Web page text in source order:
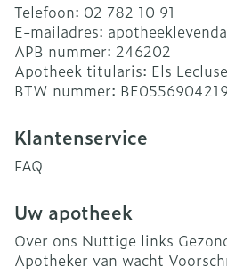
Telefoon: 02 782 10 91
E-mailadres:
APB nummer: 246202
Apotheek titularis: Els Lecluse
BTW nummer: BE0556904219
Klantenservice
FAQ
Uw apotheek
Over ons Nuttige links
Apotheker van wacht